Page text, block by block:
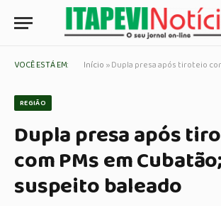
VOCÊ ESTÁ EM: Início »Dupla presa após tiroteio com PMs em
REGIÃO
Dupla presa após
com PMs em
suspeito baleado